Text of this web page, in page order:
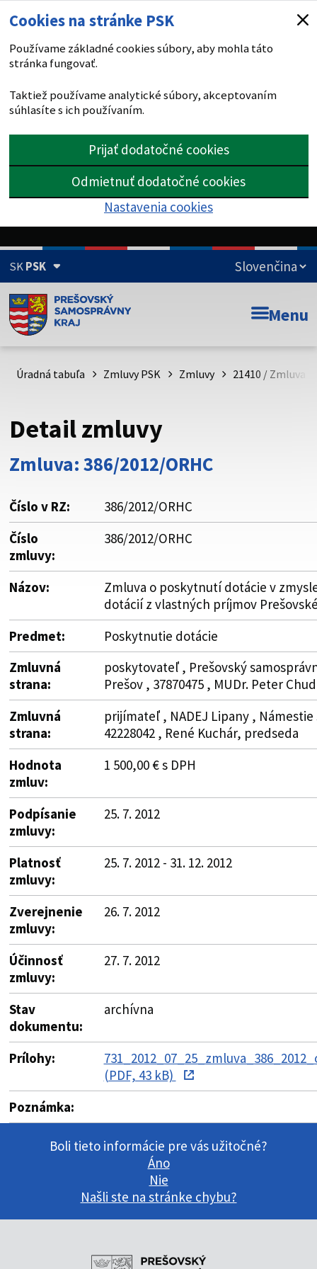
Cookies na stránke PSK
Používame základné cookies súbory, aby mohla táto
stránka fungovať.
Taktiež používame analytické súbory, akceptovaním
súhlasíte s ich používaním.
Prijať dodatočné cookies
Odmietnuť dodatočné cookies
Nastavenia cookies
SKPSK
Doména psk.sk je oficiálna
Toto je oficiálna webová stránka Prešovského
psk.sk.
Buďte pozorní a vždy sa uistite, že zdieľate informácie iba
cez zabezpečenú webovú stránku. Zabezpečená stránka
vždy začína https:// pred názvom domény webového sídla.
Menu
Úradná tabuľa Zmluvy PSK Zmluvy 21410 / Zmluva
Detail zmluvy
Zmluva: 386/2012/ORHC
Číslo v RZ:
386/2012/ORHC
Číslo
zmluvy:
386/2012/ORHC
Názov:
Zmluva o poskytnutí dotácie v
dotácií z vlastných príjmov
Predmet:
Poskytnutie dotácie
Zmluvná
strana:
poskytovateľ , Prešovský
Prešov , 37870475 , MUDr. Peter
Zmluvná
strana:
prijímateľ , NADEJ Lipany , Námestie
42228042 , René Kuchár, predseda
Hodnota
zmluv:
1 500,00 € s DPH
Podpísanie
zmluvy:
25. 7. 2012
Platnosť
zmluvy:
25. 7. 2012 - 31. 12. 2012
Zverejnenie
zmluvy:
26. 7. 2012
Účinnosť
zmluvy:
27. 7. 2012
Stav
dokumentu:
archívna
Prílohy:
(PDF, 43 kB)
Poznámka:
Boli tieto informácie pre vás užitočné?
Áno
Nie
Našli ste na stránke chybu?